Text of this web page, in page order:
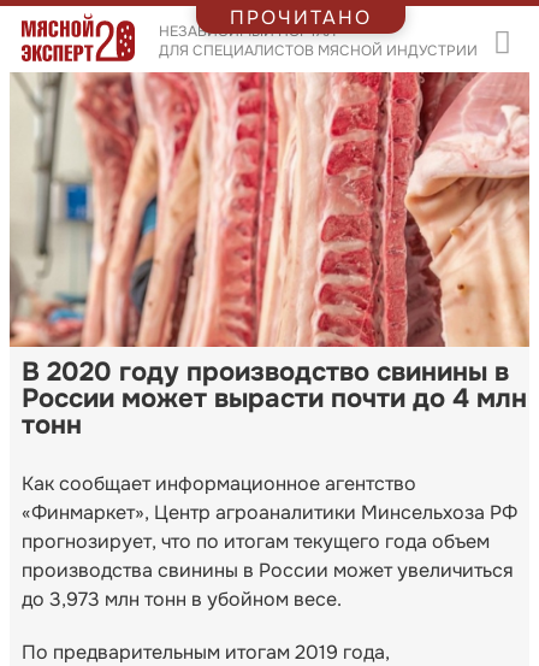
НЕЗАВИСИМЫЙ ПОРТАЛ
ДЛЯ СПЕЦИАЛИСТОВ МЯСНОЙ ИНДУСТРИИ
В 2020 году производство свинины в
России может вырасти почти до 4 млн
тонн
Как сообщает информационное агентство
«Финмаркет», Центр агроаналитики Минсельхоза РФ
прогнозирует, что по итогам текущего года объем
производства свинины в России может увеличиться
до 3,973 млн тонн в убойном весе.
По предварительным итогам 2019 года,
ПРОЧИТАНО